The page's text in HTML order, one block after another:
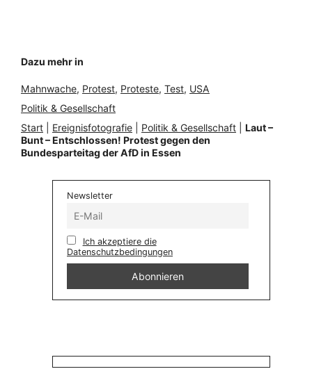
Dazu mehr in
Mahnwache, Protest, Proteste, Test, USA
Politik & Gesellschaft
Start
Ereignisfotografie Politik & Gesellschaft
Laut –
Bunt – Entschlossen! Protest gegen den
Bundesparteitag der AfD in Essen
Newsletter
Ich akzeptiere die
Datenschutzbedingungen